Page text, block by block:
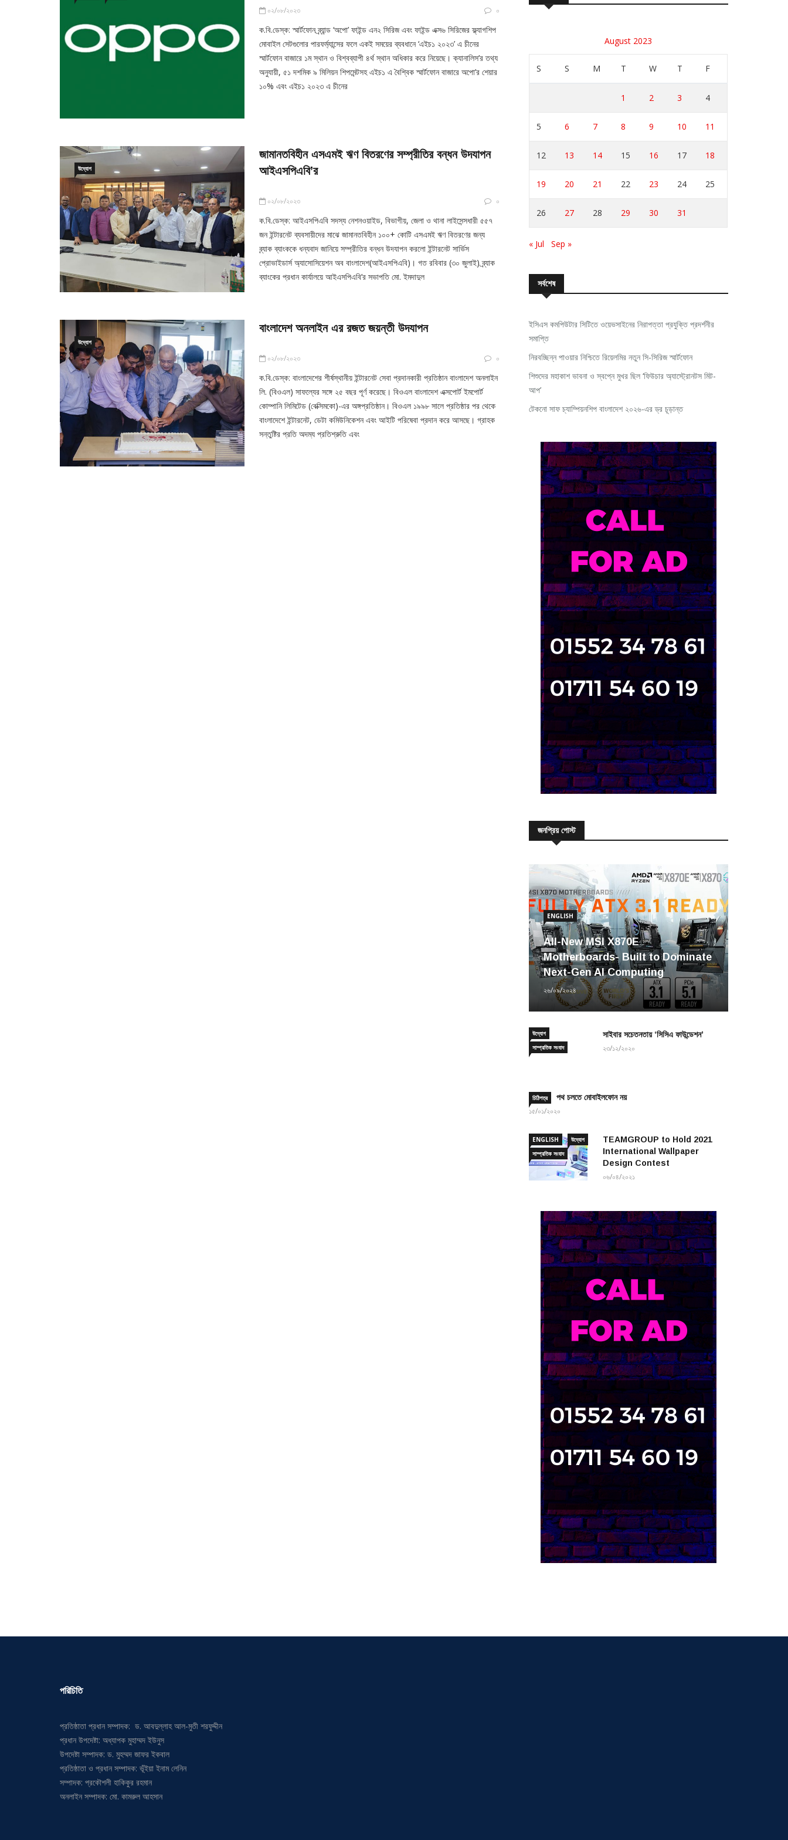
০২/০৮/২০২৩ ০
ক.বি.ডেস্ক: স্মার্টফোন ব্র্যান্ড ‘অপো’ ফাইন্ড এন২ সিরিজ এবং ফাইন্ড এক্স৬ সিরিজের ফ্ল্যাগশিপ
মোবাইল সেটগুলোর পারফর্ম্যান্সের ফলে একই সময়ের ব্যবধানে ‘এইচ১ ২০২৩’ এ চীনের
স্মার্টফোন বাজারে ১ম স্থান ও বিশ্বব্যাপী ৪র্থ স্থান অধিকার করে নিয়েছে। ক্যানালিস’র তথ্য
অনুযায়ী, ৫১ দশমিক ৯ মিলিয়ন শিপমেন্টসহ এইচ১ এ বৈশ্বিক স্মার্টফোন বাজারে অপো’র শেয়ার
১০% এবং এইচ১ ২০২৩ এ চীনের
উদ্যোগ
জামানতবিহীন এসএমই ঋণ বিতরণের সম্প্রীতির বন্ধন উদযাপন
আইএসপিএবি’র
০২/০৮/২০২৩ ০
ক.বি.ডেস্ক: আইএসপিএবি সদস্য নেশনওয়াইড, বিভাগীয়, জেলা ও থানা লাইসেন্সধারী ৫৫৭
জন ইন্টারনেট ব্যবসায়ীদের মাঝে জামানতবিহীন ১০০+ কোটি এসএমই ঋণ বিতরণের জন্য
ব্র্যাক ব্যাংককে ধন্যবাদ জানিয়ে সম্প্রীতির বন্ধন উদযাপন করলো ইন্টারনেট সার্ভিস
প্রোভাইডার্স অ্যাসোসিয়েশন অব বাংলাদেশ(আইএসপিএবি)। গত রবিবার (৩০ জুলাই) ব্র্যাক
ব্যাংকের প্রধান কার্যালয়ে আইএসপিএবি’র সভাপতি মো. ইমদাদুল
উদ্যোগ
বাংলাদেশ অনলাইন এর রজত জয়ন্তী উদযাপন
০২/০৮/২০২৩ ০
ক.বি.ডেস্ক: বাংলাদেশের শীর্ষস্থানীয় ইন্টারনেট সেবা প্রদানকারী প্রতিষ্ঠান বাংলাদেশ অনলাইন
লি. (বিওএল) সাফল্যের সঙ্গে ২৫ বছর পূর্ণ করেছে। বিওএল বাংলাদেশ এক্সপোর্ট ইমপোর্ট
কোম্পানি লিমিটেড (বেক্সিমকো)-এর অঙ্গপ্রতিষ্ঠান। বিওএল ১৯৯৮ সালে প্রতিষ্ঠার পর থেকে
বাংলাদেশে ইন্টারনেট, ডেটা কমিউনিকেশন এবং আইটি পরিষেবা প্রদান করে আসছে। গ্রাহক
সন্তুষ্টির প্রতি অদম্য প্রতিশ্রুতি এবং
August 2023
S S M T W T F
1 2 3 4
5 6 7 8 9 10 11
12 13 14 15 16 17 18
19 20 21 22 23 24 25
26 27 28 29 30 31
« Jul Sep »
সর্বশেষ
ইসিএস কমপিউটার সিটিতে ওয়েভসাইনের নিরাপত্তা প্রযুক্তি প্রদর্শনীর
সমাপ্তি
নিরবচ্ছিন্ন পাওয়ার নিশ্চিতে রিয়েলমির নতুন সি-সিরিজ স্মার্টফোন
শিশুদের মহাকাশ ভাবনা ও স্বপ্নে মুখর ছিল ‘ফিউচার অ্যাস্ট্রোনটস মিট-
আপ’
টেকনো সাফ চ্যাম্পিয়নশিপ বাংলাদেশ ২০২৬-এর ড্র চূড়ান্ত
জনপ্রিয় পোস্ট
ENGLISH
All-New MSI X870E
Motherboards- Built to Dominate
Next-Gen AI Computing
২৬/০৯/২০২৪
উদ্যোগ
সাম্প্রতিক সংবাদ
সাইবার সচেতনতায় ‘সিসিএ ফাউন্ডেশন’
২৩/১২/২০২০
চিঠিপত্র পথ চলতে মোবাইলফোন নয়
১৫/০১/২০২০
ENGLISH
উদ্যোগ
সাম্প্রতিক সংবাদ
TEAMGROUP to Hold 2021
International Wallpaper
Design Contest
০৬/০৪/২০২১
পরিচিতি
প্রতিষ্ঠাতা প্রধান সম্পাদক: ড. আবদুল্লাহ আল-মুতী শরফুদ্দীন
প্রধান উপদেষ্টা: অধ্যাপক মুহাম্মদ ইউনুস
উপদেষ্টা সম্পাদক: ড. মুহম্মদ জাফর ইকবাল
প্রতিষ্ঠাতা ও প্রধান সম্পাদক: ভূঁইয়া ইনাম লেনিন
সম্পাদক: প্রকৌশলী হাকিকুর রহমান
অনলাইন সম্পাদক: মো. কামরুল আহসান